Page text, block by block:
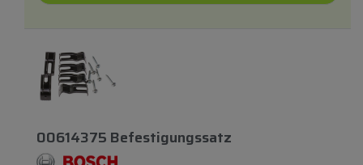
00614375 Befestigungssatz